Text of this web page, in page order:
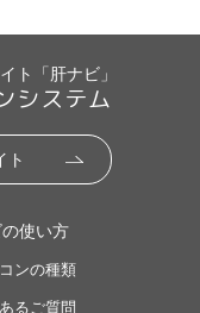
ト「肝ナビ」
システム
ト
使い方
ンの種類
るご質問